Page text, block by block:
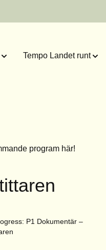
Tempo Landet runt
program här!
P1 Dokumentär –